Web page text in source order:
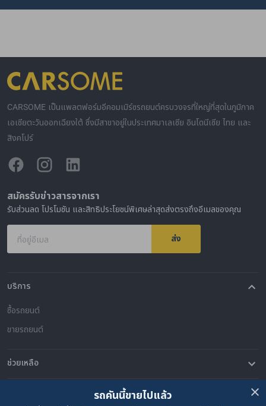
รถคันนี้ขายไปแล้ว
CARSOME เป็นแพลตฟอร์มอีคอมเมิร์ซรถยนต์ครบวงจรที่ใหญ่ที่สุดในภูมิภาค
เอเชียตะวันออกเฉียงใต้ ซึ่งมีสาขาอยู่ในประเทศมาเลเซีย อินโดนีเซีย ไทย และ
สิงคโปร์
สมัครรับข่าวสารจากเรา
รับส่วนลด โปรโมชัน และสิทธิประโยชน์พิเศษล่าสุดส่งตรงถึงอีเมลของคุณ
ที่อยู่อีเมล ส่ง
บริการ
ซื้อรถยนต์
ขายรถยนต์
ช่วยเหลือ